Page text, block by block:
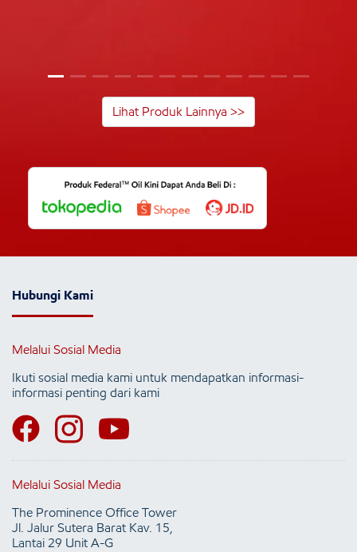
Lihat Produk Lainnya >>
Hubungi Kami
Melalui Sosial Media
Ikuti sosial media kami untuk mendapatkan informasi-
informasi penting dari kami
Melalui Sosial Media
The Prominence Office Tower
Jl. Jalur Sutera Barat Kav. 15,
Lantai 29 Unit A-G